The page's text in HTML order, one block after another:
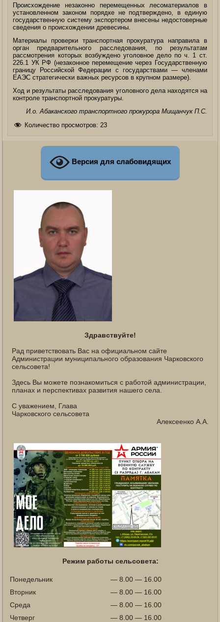
Происхождение незаконно перемещенных лесоматериалов в
установленном законом порядке не подтверждено, в единую
государственную систему экспортером внесены недостоверные
сведения о происхождении древесины.
Материалы проверки транспортная прокуратура направила в
орган предварительного расследования, по результатам
рассмотрения которых возбуждено уголовное дело по ч. 1 ст.
226.1 УК РФ (незаконное перемещение через Государственную
границу Российской Федерации с государствами — членами
ЕАЭС стратегически важных ресурсов в крупном размере).
Ход и результаты расследования уголовного дела находятся на
контроле транспортной прокуратуры.
И.о. Абаканского транспортного прокурора Мищанчук П.С.
Количество просмотров: 23
Версия для слабовидящих
Здравствуйте!
Рад приветствовать Вас на официальном сайте
Администрации муниципального образования Чарковского
сельсовета!
Здесь Вы можете познакомиться с работой администрации,
планах и перспективах развития нашего села.
С уважением, Глава
Чарковского сельсовета
Алексеенко А.А.
Режим работы сельсовета:
Понедельник
— 8.00 — 16.00
Вторник
— 8.00 — 16.00
Среда
— 8.00 — 16.00
Четверг
— 8.00 — 16.00